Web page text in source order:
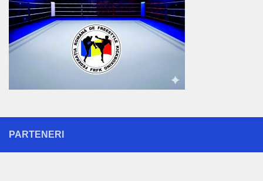
PARTENERI